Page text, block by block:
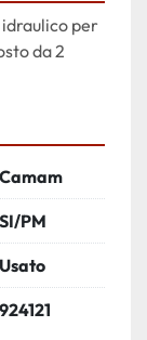
per
da 2
Camam
SI/PM
Usato
924121